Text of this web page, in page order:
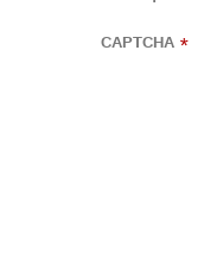
CAPTCHA *